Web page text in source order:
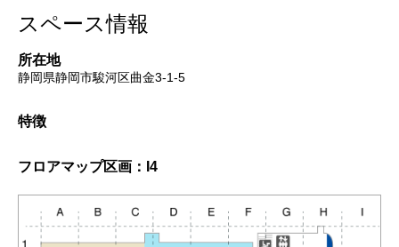
スペース情報
所在地
静岡県静岡市駿河区曲金3-1-5
特徴
フロアマップ区画：I4